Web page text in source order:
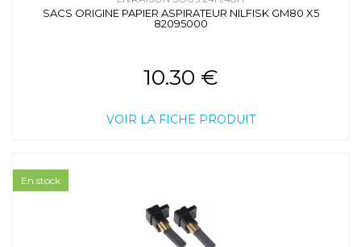
SACS ORIGINE PAPIER ASPIRATEUR NILFISK GM80 X5
82095000
10.30 €
VOIR LA FICHE PRODUIT
En stock